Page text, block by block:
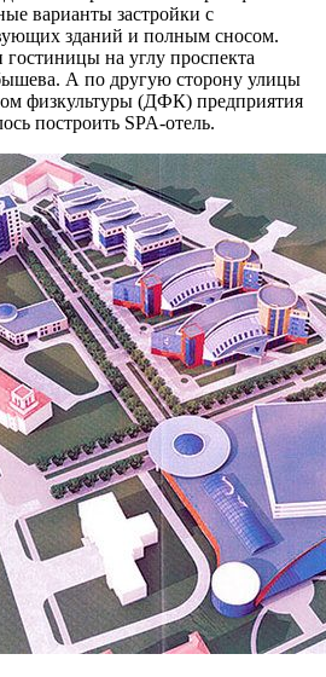
варианты застройки с
зданий и полным сносом.
на углу проспекта
А по другую сторону улицы
физкультуры (ДФК) предприятия
построить SPA-отель.